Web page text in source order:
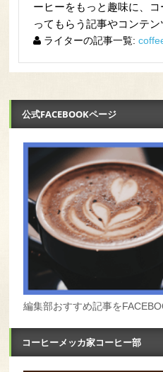
ーヒーをもっと趣味に、
ってもらう記事やコンテン
ライターの記事一覧:
公式FACEBOOKページ
編集部おすすめ記事を
コーヒーメッカ家コーヒー部